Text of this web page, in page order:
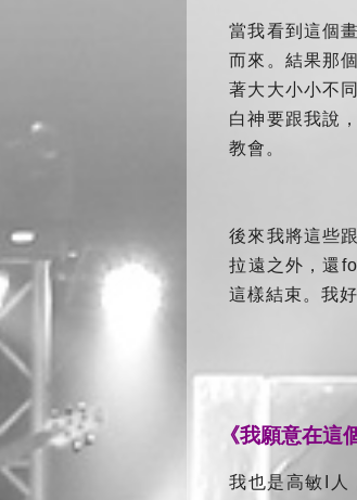
當我看到這個
而來。結果那
著大大小小不
白神要跟我說
教會。
後來我將這些
拉遠之外，還
這樣結束。我
《我願意在這
我也是高敏I人